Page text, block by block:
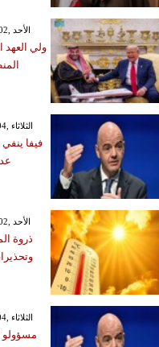
GMT 09:42 2026 الأحد ,02 آب / أغسطس
ولي
GMT 11:15 2026 الثلاثاء ,04 آب / أغسطس
فيفا
GMT 14:31 2026 الأحد ,02 آب / أغسطس
ذروة
GMT 16:49 2026 الثلاثاء ,04 آب / أغسطس
مسؤولو